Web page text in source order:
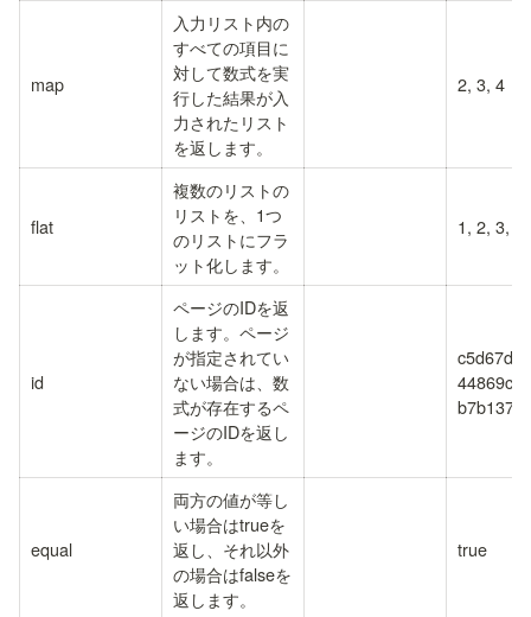
map
入力リスト内の
すべての項目に
対して数式を実
行した結果が入
力されたリスト
を返します。
2, 3, 4
flat
複数のリストの
リストを、1つ
のリストにフラ
ット化します。
1, 2, 3, 4
id
ページのIDを返
します。ページ
が指定されてい
ない場合は、数
式が存在するペ
ージのIDを返し
ます。
b7b1377
equal
両方の値が等し
い場合はtrueを
返し、それ以外
の場合はfalseを
返します。
true